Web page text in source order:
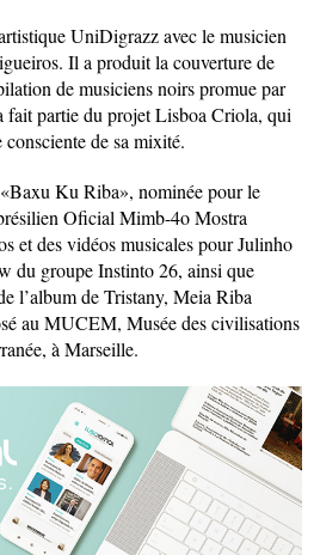
UniDigrazz avec le musicien
Il a produit la couverture de
de musiciens noirs promue par
fait partie du projet Lisboa Criola, qui
de sa mixité.
Ku Riba», nominée pour le
Oficial Mimb-4o Mostra
et des vidéos musicales pour Julinho
du groupe Instinto 26, ainsi que
l’album de Tristany, Meia Riba
au MUCEM, Musée des civilisations
à Marseille.